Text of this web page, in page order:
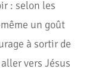
: selon les
un goût
à sortir de
vers Jésus